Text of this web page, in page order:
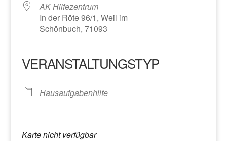
AK Hilfezentrum
In der Röte 96/1, Weil im
Schönbuch, 71093
VERANSTALTUNGSTYP
Hausaufgabenhilfe
Karte nicht verfügbar